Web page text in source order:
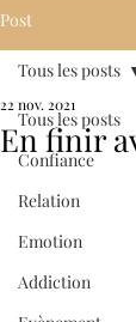
Post
Tous les posts
Confiance
Relation
Emotion
Addiction
Tous les posts
En finir
22 nov. 2021